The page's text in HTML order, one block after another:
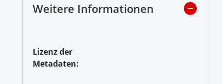
Weitere Informationen
Lizenz der
Metadaten: